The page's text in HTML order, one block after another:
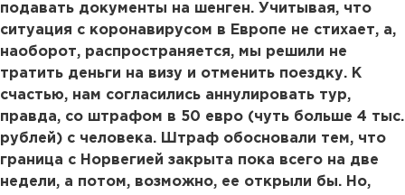
подавать документы на шенген. Учитывая, что
ситуация с коронавирусом в Европе не стихает, а,
наоборот, распространяется, мы решили не
тратить деньги на визу и отменить поездку. К
счастью, нам согласились аннулировать тур,
правда, со штрафом в 50 евро (чуть больше 4 тыс.
рублей) с человека. Штраф обосновали тем, что
граница с Норвегией закрыта пока всего на две
недели, а потом, возможно, ее открыли бы. Но,